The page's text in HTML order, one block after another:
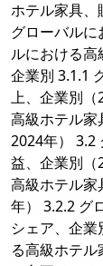
ホテル家具、
グローバル
ルにおける高
企業別 3.1.1
上、企業別（
高級ホテル家
2024年） 3.2
益、企業別（
高級ホテル
年） 3.2.2 グ
シェア、企
る高級ホテ